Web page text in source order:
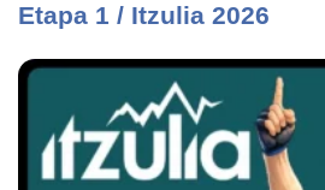
Etapa 1 / Itzulia 2026